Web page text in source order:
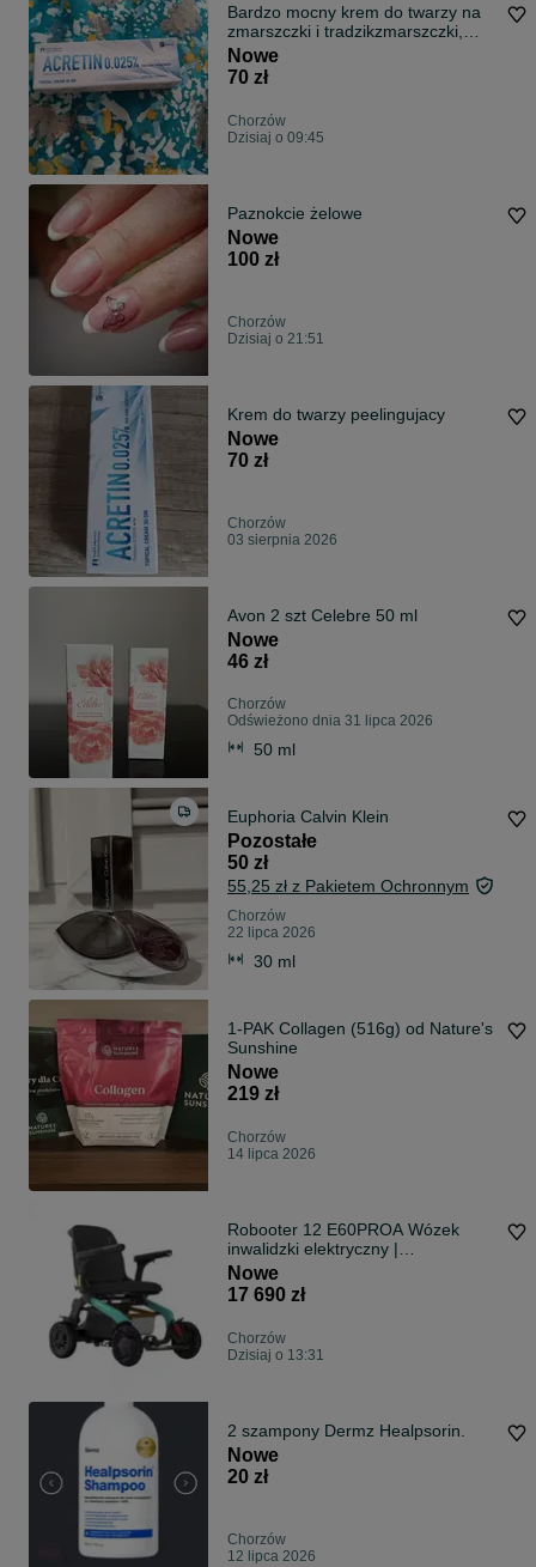
Bardzo mocny krem do twarzy na
zmarszczki i tradzikzmarszczki,
trądzik
Nowe
70 zł
Chorzów
Dzisiaj o 09:45
Paznokcie żelowe
Nowe
100 zł
Chorzów
Dzisiaj o 21:51
Krem do twarzy peelingujacy
Nowe
70 zł
Chorzów
03 sierpnia 2026
Avon 2 szt Celebre 50 ml
Nowe
46 zł
Chorzów
Odświeżono dnia 31 lipca 2026
50 ml
Euphoria Calvin Klein
Pozostałe
50 zł
55,25 zł z Pakietem Ochronnym
Chorzów
22 lipca 2026
30 ml
1-PAK Collagen (516g) od Nature's
Sunshine
Nowe
219 zł
Chorzów
14 lipca 2026
Robooter 12 E60PROA Wózek
inwalidzki elektryczny |
Mobimed.com.pl
Nowe
17 690 zł
Chorzów
Dzisiaj o 13:31
2 szampony Dermz Healpsorin.
Nowe
20 zł
Chorzów
12 lipca 2026